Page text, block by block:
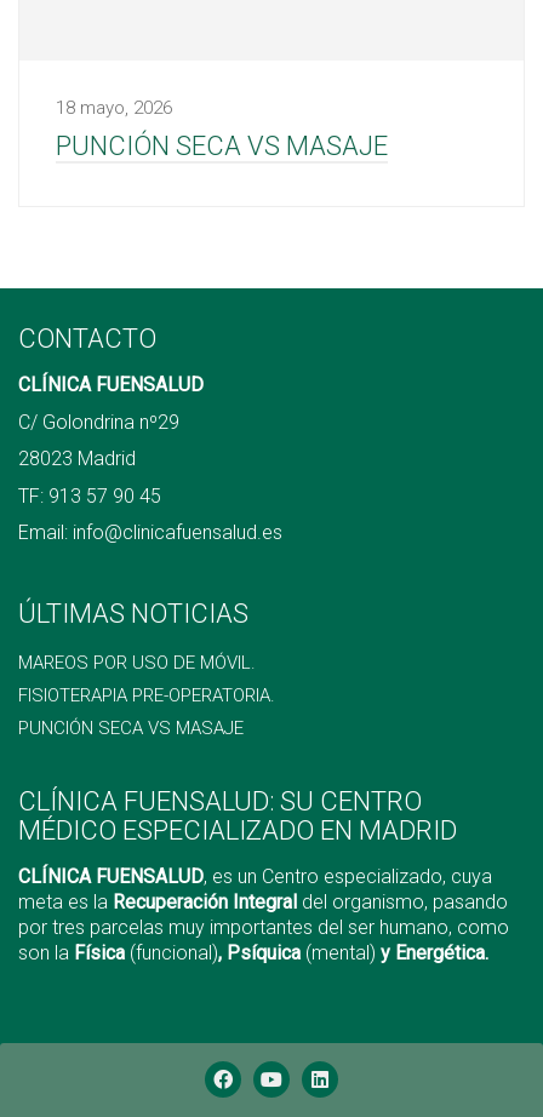
18 mayo, 2026
PUNCIÓN SECA VS MASAJE
CONTACTO
CLÍNICA FUENSALUD
C/ Golondrina nº29
28023 Madrid
TF: 913 57 90 45
Email: info@clinicafuensalud.es
ÚLTIMAS NOTICIAS
MAREOS POR USO DE MÓVIL.
FISIOTERAPIA PRE-OPERATORIA.
PUNCIÓN SECA VS MASAJE
CLÍNICA FUENSALUD: SU CENTRO
MÉDICO ESPECIALIZADO EN MADRID
CLÍNICA FUENSALUD, es un Centro especializado, cuya
meta es la Recuperación Integral del organismo, pasando
por tres parcelas muy importantes del ser humano, como
son la Física (funcional), Psíquica (mental) y Energética.